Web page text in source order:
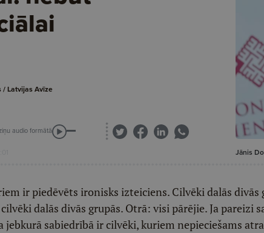
/ Latvijas Avīze
audio formātā
Jānis
ir piedēvēts ironisks izteiciens. Cilvēki dalās divās
dalās divās grupās. Otrā: visi pārējie. Ja pareizi
jebkurā sabiedrībā ir cilvēki, kuriem nepieciešams